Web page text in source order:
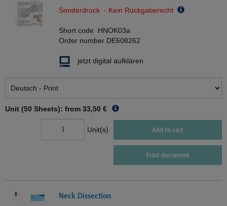
Sonderdruck - Kein Rückgaberecht
Short code HNOK03a
Order number DE608262
jetzt digital aufklären
Unit (50 Sheets): from 33,50 €
Unit(s) Add to cart
Print document
Neck Dissection